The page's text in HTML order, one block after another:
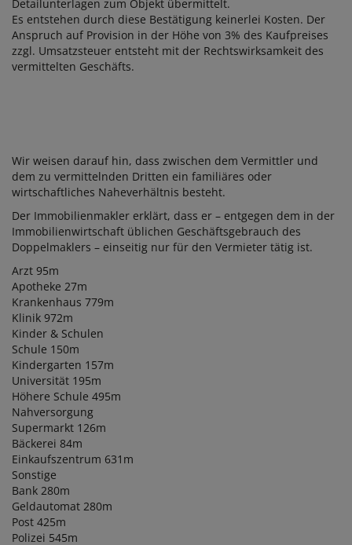
Detailunterlagen zum Objekt übermittelt.
Es entstehen durch diese Bestätigung keinerlei Kosten. Der
Anspruch auf Provision in der Höhe von 3% des Kaufpreises
zzgl. Umsatzsteuer entsteht mit der Rechtswirksamkeit des
vermittelten Geschäfts.
Wir weisen darauf hin, dass zwischen dem Vermittler und
dem zu vermittelnden Dritten ein familiäres oder
wirtschaftliches Naheverhältnis besteht.
Der Immobilienmakler erklärt, dass er – entgegen dem in der
Immobilienwirtschaft üblichen Geschäftsgebrauch des
Doppelmaklers – einseitig nur für den Vermieter tätig ist.
Arzt 95m
Apotheke 27m
Krankenhaus 779m
Klinik 972m
Kinder & Schulen
Schule 150m
Kindergarten 157m
Universität 195m
Höhere Schule 495m
Nahversorgung
Supermarkt 126m
Bäckerei 84m
Einkaufszentrum 631m
Sonstige
Bank 280m
Geldautomat 280m
Post 425m
Polizei 545m